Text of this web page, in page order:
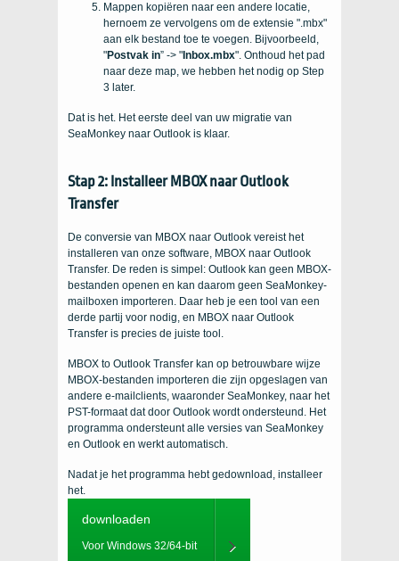
Mappen kopiëren naar een andere locatie,
hernoem ze vervolgens om de extensie ".mbx"
aan elk bestand toe te voegen. Bijvoorbeeld,
"Postvak in” -> " Inbox.mbx". Onthoud het pad
naar deze map, we hebben het nodig op Step
3 later.
Dat is het. Het eerste deel van uw migratie van
SeaMonkey naar Outlook is klaar.
Stap 2: Installeer MBOX naar Outlook
Transfer
De conversie van MBOX naar Outlook vereist het
installeren van onze software, MBOX naar Outlook
Transfer. De reden is simpel: Outlook kan geen MBOX-
bestanden openen en kan daarom geen SeaMonkey-
mailboxen importeren. Daar heb je een tool van een
derde partij voor nodig, en MBOX naar Outlook
Transfer is precies de juiste tool.
MBOX to Outlook Transfer kan op betrouwbare wijze
MBOX-bestanden importeren die zijn opgeslagen van
andere e-mailclients, waaronder SeaMonkey, naar het
PST-formaat dat door Outlook wordt ondersteund. Het
programma ondersteunt alle versies van SeaMonkey
en Outlook en werkt automatisch.
Nadat je het programma hebt gedownload, installeer
het.
downloaden
Voor Windows 32/64-bit